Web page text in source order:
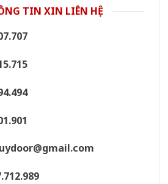
TIN XIN LIÊN HỆ